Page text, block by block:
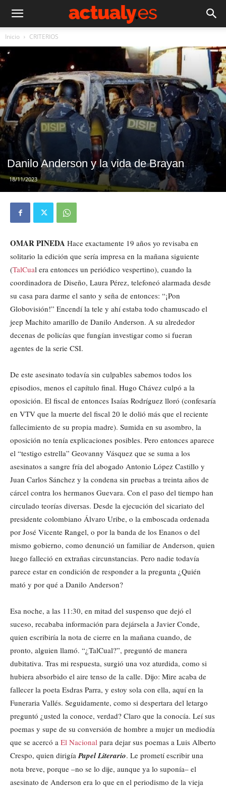
Inicio CRITERIOS
Danilo Anderson y la vida de Brayan
18/11/2023
OMAR PINEDA Hace exactamente 19 años yo revisaba en
solitario la edición que sería impresa en la mañana siguiente
(TalCual era entonces un periódico vespertino), cuando la
coordinadora de Diseño, Laura Pérez, telefoneó alarmada desde
su casa para darme el santo y seña de entonces: “¡Pon
Globovisión!” Encendí la tele y ahí estaba todo chamuscado el
jeep Machito amarillo de Danilo Anderson. A su alrededor
decenas de policías que fungían investigar como si fueran
agentes de la serie CSI.
De este asesinato todavía sin culpables sabemos todos los
episodios, menos el capítulo final. Hugo Chávez culpó a la
oposición. El fiscal de entonces Isaías Rodríguez lloró (confesaría
en VTV que la muerte del fiscal 20 le dolió más que el reciente
fallecimiento de su propia madre). Sumida en su asombro, la
oposición no tenía explicaciones posibles. Pero entonces aparece
el “testigo estrella” Geovanny Vásquez que se suma a los
asesinatos a sangre fría del abogado Antonio López Castillo y
Juan Carlos Sánchez y la condena sin pruebas a treinta años de
cárcel contra los hermanos Guevara. Con el paso del tiempo han
circulado teorías diversas. Desde la ejecución del sicariato del
presidente colombiano Álvaro Uribe, o la emboscada ordenada
por José Vicente Rangel, o por la banda de los Enanos o del
mismo gobierno, como denunció un familiar de Anderson, quien
luego falleció en extrañas circunstancias. Pero nadie todavía
parece estar en condición de responder a la pregunta ¿Quién
mató y por qué a Danilo Anderson?
Esa noche, a las 11:30, en mitad del suspenso que dejó el
suceso, recababa información para dejársela a Javier Conde,
quien escribiría la nota de cierre en la mañana cuando, de
pronto, alguien llamó. “¿TalCual?”, preguntó de manera
dubitativa. Tras mi respuesta, surgió una voz aturdida, como si
hubiera absorbido el aire tenso de la calle. Dijo: Mire acaba de
fallecer la poeta Esdras Parra, y estoy sola con ella, aquí en la
Funeraria Vallés. Seguidamente, como si despertara del letargo
preguntó ¿usted la conoce, verdad? Claro que la conocía. Leí sus
poemas y supe de su conversión de hombre a mujer un mediodía
que se acercó a El Nacional para dejar sus poemas a Luis Alberto
Crespo, quien dirigíaPapel Literario. Le prometí escribir una
nota breve, porque –no se lo dije, aunque ya lo suponía– el
asesinato de Anderson era lo que en el periodismo de la vieja